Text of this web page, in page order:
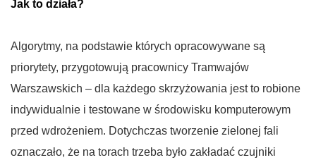
Jak to działa?
Algorytmy, na podstawie których opracowywane są
priorytety, przygotowują pracownicy Tramwajów
Warszawskich – dla każdego skrzyżowania jest to robione
indywidualnie i testowane w środowisku komputerowym
przed wdrożeniem. Dotychczas tworzenie zielonej fali
oznaczało, że na torach trzeba było zakładać czujniki